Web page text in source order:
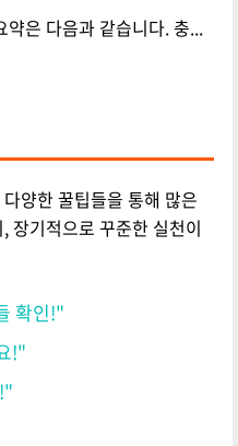
은 다음과 같습니다. 충...
양한 꿀팁들을 통해 많은
장기적으로 꾸준한 실천이
확인!"
!"